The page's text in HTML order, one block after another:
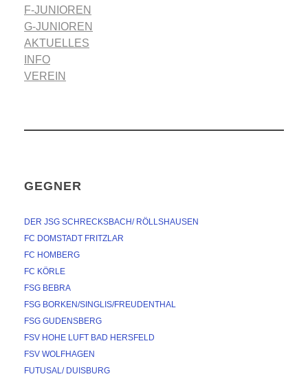
F-JUNIOREN
G-JUNIOREN
AKTUELLES
INFO
VEREIN
GEGNER
DER JSG SCHRECKSBACH/ RÖLLSHAUSEN
FC DOMSTADT FRITZLAR
FC HOMBERG
FC KÖRLE
FSG BEBRA
FSG BORKEN/SINGLIS/FREUDENTHAL
FSG GUDENSBERG
FSV HOHE LUFT BAD HERSFELD
FSV WOLFHAGEN
FUTUSAL/ DUISBURG